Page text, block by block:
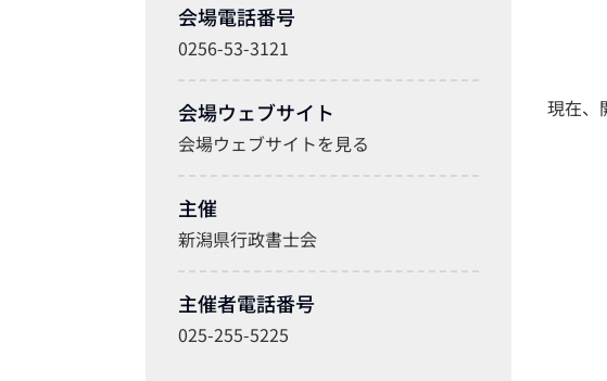
会場電話番号
0256-53-3121
会場ウェブサイト
会場ウェブサイトを見る
主催
新潟県行政書士会
主催者電話番号
025-255-5225
現在、